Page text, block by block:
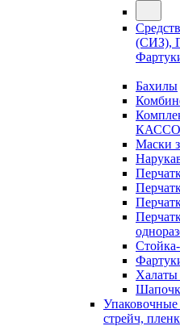
(СИЗ),
Бахилы
Маски
Халаты
Упаковочные
стрейч,